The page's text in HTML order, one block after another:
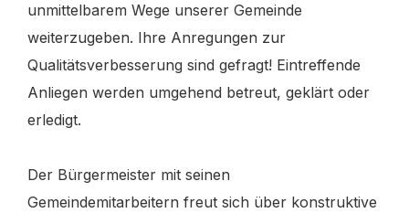
unmittelbarem Wege unserer Gemeinde
weiterzugeben. Ihre Anregungen zur
Qualitätsverbesserung sind gefragt! Eintreffende
Anliegen werden umgehend betreut, geklärt oder
erledigt.
Der Bürgermeister mit seinen
Gemeindemitarbeitern freut sich über konstruktive